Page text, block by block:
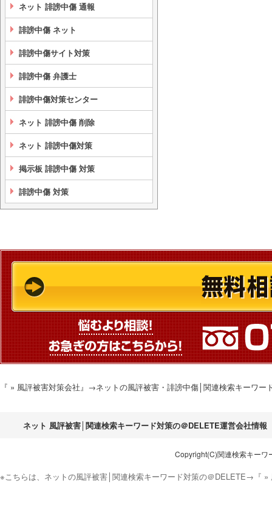
ネット 誹謗中傷 通報
誹謗中傷 ネット
誹謗中傷サイト対策
誹謗中傷 弁護士
誹謗中傷対策センター
ネット 誹謗中傷 削除
ネット 誹謗中傷対策
掲示板 誹謗中傷 対策
誹謗中傷 対策
『 » 風評被害対策会社』→ネットの風評被害・誹謗中傷│関連検索キーワー
ネット 風評被害│関連検索キーワード対策の＠DELETE運営会社情報
Copyright(C)関連検索キーワ
※こちらは、ネットの風評被害│関連検索キーワード対策の＠DELETE→『 »